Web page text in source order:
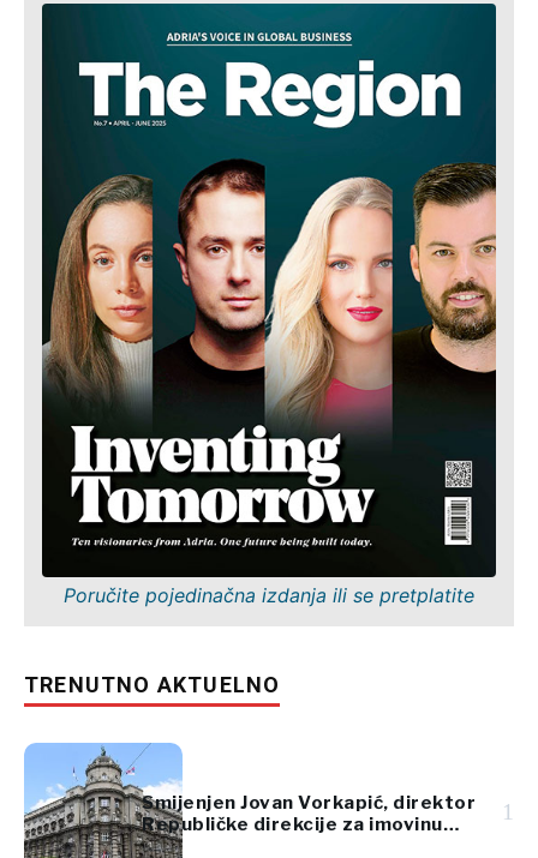
Poručite pojedinačna izdanja ili se pretplatite
TRENUTNO AKTUELNO
Smijenjen Jovan Vorkapić, direktor
Republičke direkcije za imovinu
Srbije
1